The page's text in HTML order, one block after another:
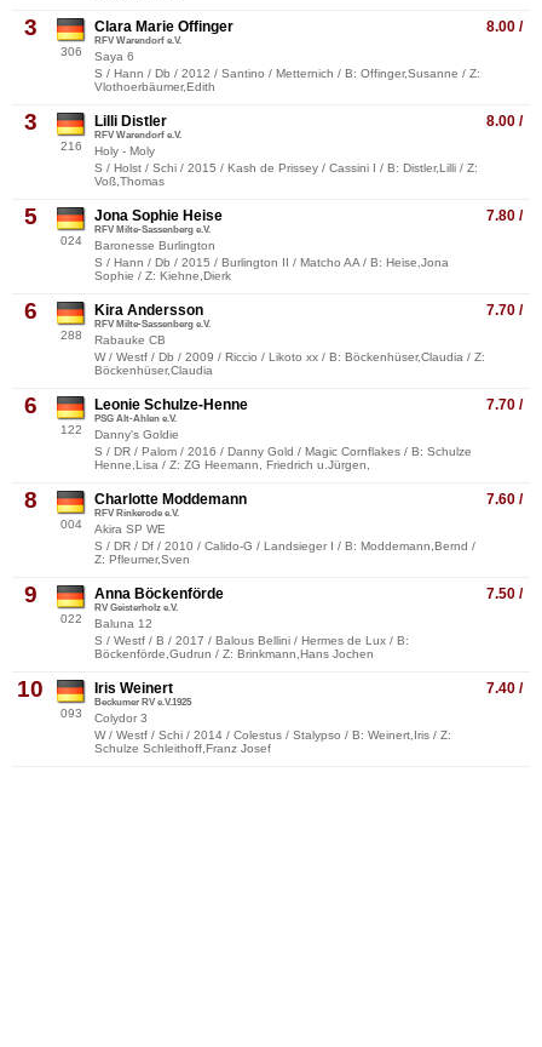
3
306
8.00 /
Clara Marie Offinger
RFV Warendorf e.V.
Saya 6
S / Hann / Db / 2012 / Santino / Metternich / B: Offinger,Susanne / Z:
Vlothoerbäumer,Edith
3
216
8.00 /
Lilli Distler
RFV Warendorf e.V.
Holy - Moly
S / Holst / Schi / 2015 / Kash de Prissey / Cassini I / B: Distler,Lilli / Z:
Voß,Thomas
5
024
7.80 /
Jona Sophie Heise
RFV Milte-Sassenberg e.V.
Baronesse Burlington
S / Hann / Db / 2015 / Burlington II / Matcho AA / B: Heise,Jona
Sophie / Z: Kiehne,Dierk
6
288
7.70 /
Kira Andersson
RFV Milte-Sassenberg e.V.
Rabauke CB
W / Westf / Db / 2009 / Riccio / Likoto xx / B: Böckenhüser,Claudia / Z:
Böckenhüser,Claudia
6
122
7.70 /
Leonie Schulze-Henne
PSG Alt-Ahlen e.V.
Danny's Goldie
S / DR / Palom / 2016 / Danny Gold / Magic Cornflakes / B: Schulze
Henne,Lisa / Z: ZG Heemann, Friedrich u.Jürgen,
8
004
7.60 /
Charlotte Moddemann
RFV Rinkerode e.V.
Akira SP WE
S / DR / Df / 2010 / Calido-G / Landsieger I / B: Moddemann,Bernd /
Z: Pfleumer,Sven
9
022
7.50 /
Anna Böckenförde
RV Geisterholz e.V.
Baluna 12
S / Westf / B / 2017 / Balous Bellini / Hermes de Lux / B:
Böckenförde,Gudrun / Z: Brinkmann,Hans Jochen
10
093
7.40 /
Iris Weinert
Beckumer RV e.V.1925
Colydor 3
W / Westf / Schi / 2014 / Colestus / Stalypso / B: Weinert,Iris / Z:
Schulze Schleithoff,Franz Josef